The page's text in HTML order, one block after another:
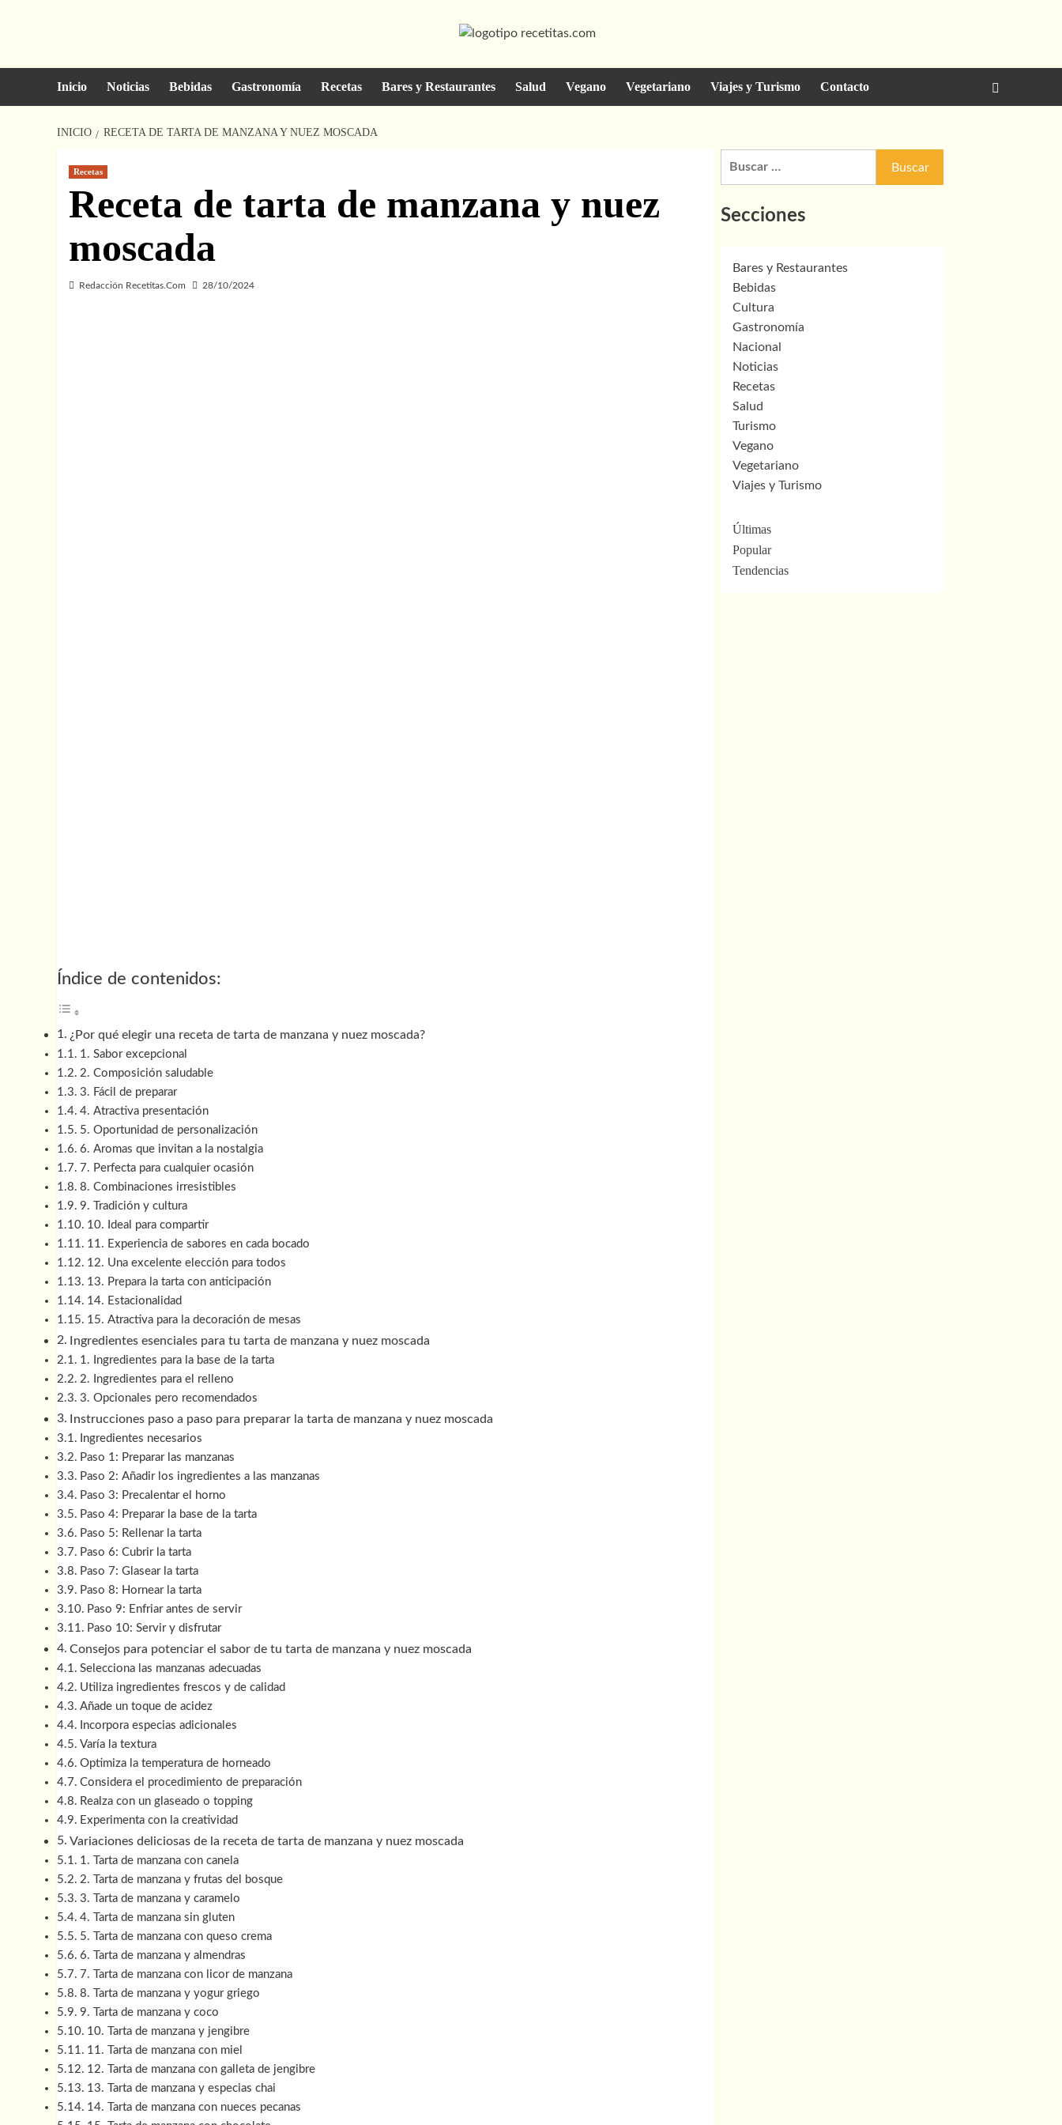
Inicio Noticias Bebidas Gastronomía Recetas Bares y Restaurantes Salud Vegano Vegetariano Viajes y Turismo Contacto
INICIO RECETA DE TARTA DE MANZANA Y NUEZ MOSCADA
Recetas
Receta de tarta de manzana y nuez
moscada
Redacción Recetitas.Com 28/10/2024
Índice de contenidos:
¿Por qué elegir una receta de tarta de manzana y nuez moscada?
1. Sabor excepcional
2. Composición saludable
3. Fácil de preparar
4. Atractiva presentación
5. Oportunidad de personalización
6. Aromas que invitan a la nostalgia
7. Perfecta para cualquier ocasión
8. Combinaciones irresistibles
9. Tradición y cultura
10. Ideal para compartir
11. Experiencia de sabores en cada bocado
12. Una excelente elección para todos
13. Prepara la tarta con anticipación
14. Estacionalidad
15. Atractiva para la decoración de mesas
Ingredientes esenciales para tu tarta de manzana y nuez moscada
1. Ingredientes para la base de la tarta
2. Ingredientes para el relleno
3. Opcionales pero recomendados
Instrucciones paso a paso para preparar la tarta de manzana y nuez moscada
Ingredientes necesarios
Paso 1: Preparar las manzanas
Paso 2: Añadir los ingredientes a las manzanas
Paso 3: Precalentar el horno
Paso 4: Preparar la base de la tarta
Paso 5: Rellenar la tarta
Paso 6: Cubrir la tarta
Paso 7: Glasear la tarta
Paso 8: Hornear la tarta
Paso 9: Enfriar antes de servir
Paso 10: Servir y disfrutar
Consejos para potenciar el sabor de tu tarta de manzana y nuez moscada
Selecciona las manzanas adecuadas
Utiliza ingredientes frescos y de calidad
Añade un toque de acidez
Incorpora especias adicionales
Varía la textura
Optimiza la temperatura de horneado
Considera el procedimiento de preparación
Realza con un glaseado o topping
Experimenta con la creatividad
Variaciones deliciosas de la receta de tarta de manzana y nuez moscada
1. Tarta de manzana con canela
2. Tarta de manzana y frutas del bosque
3. Tarta de manzana y caramelo
4. Tarta de manzana sin gluten
5. Tarta de manzana con queso crema
6. Tarta de manzana y almendras
7. Tarta de manzana con licor de manzana
8. Tarta de manzana y yogur griego
9. Tarta de manzana y coco
10. Tarta de manzana y jengibre
11. Tarta de manzana con miel
12. Tarta de manzana con galleta de jengibre
13. Tarta de manzana y especias chai
14. Tarta de manzana con nueces pecanas
Secciones
Bares y Restaurantes
Bebidas
Cultura
Gastronomía
Nacional
Noticias
Recetas
Salud
Turismo
Vegano
Vegetariano
Viajes y Turismo
Últimas
Popular
Tendencias